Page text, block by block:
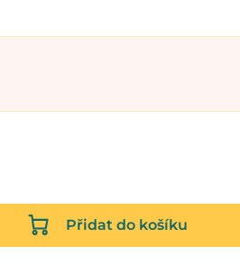
Přidat do košíku